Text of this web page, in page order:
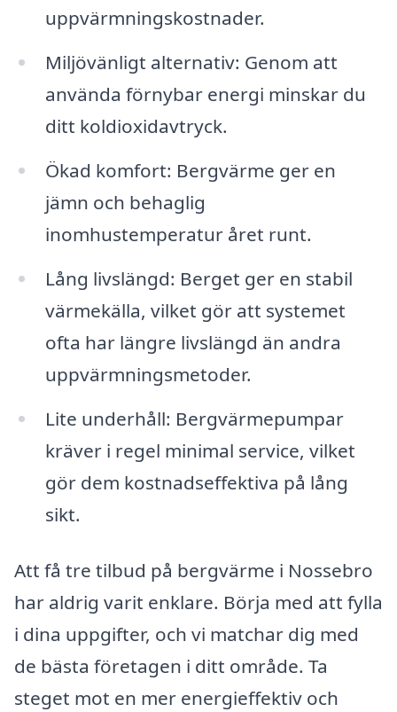
uppvärmningskostnader.
Miljövänligt alternativ: Genom att
använda förnybar energi minskar du
ditt koldioxidavtryck.
Ökad komfort: Bergvärme ger en
jämn och behaglig
inomhustemperatur året runt.
Lång livslängd: Berget ger en stabil
värmekälla, vilket gör att systemet
ofta har längre livslängd än andra
uppvärmningsmetoder.
Lite underhåll: Bergvärmepumpar
kräver i regel minimal service, vilket
gör dem kostnadseffektiva på lång
sikt.
Att få tre tilbud på bergvärme i Nossebro
har aldrig varit enklare. Börja med att fylla
i dina uppgifter, och vi matchar dig med
de bästa företagen i ditt område. Ta
steget mot en mer energieffektiv och